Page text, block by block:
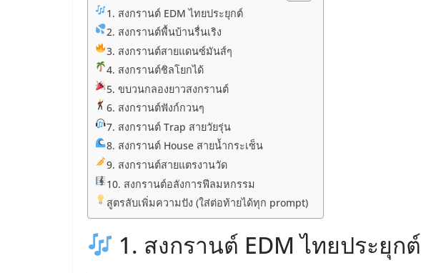
1. สงกรานต์ EDM ไทยประยุกต์
2. สงกรานต์พื้นบ้านรื่นเริง
3. สงกรานต์สายแดนซ์มันส์ๆ
4. สงกรานต์ชิลโยกได้
5. ขบวนกลองยาวสงกรานต์
6. สงกรานต์ฟังก์กวนๆ
7. สงกรานต์ Trap สายวัยรุ่น
8. สงกรานต์ House สายน้ำกระเซ็น
9. สงกรานต์สายแตรงานวัด
10. สงกรานต์อลังการฟีลมหกรรม
สูตรลับเพิ่มความปัง (ใส่ต่อท้ายได้ทุก prompt)
1. สงกรานต์ EDM ไทยประยุกต์